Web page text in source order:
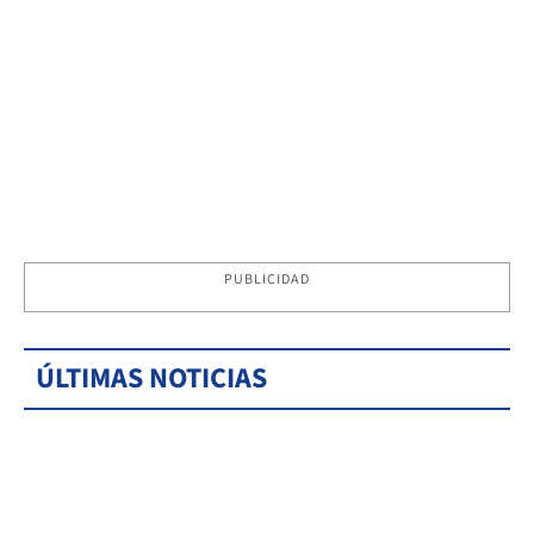
PUBLICIDAD
ÚLTIMAS NOTICIAS